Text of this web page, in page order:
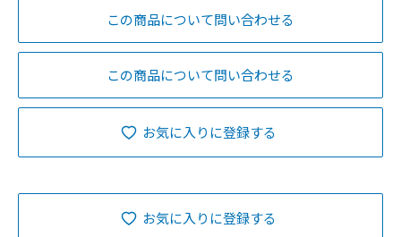
この商品について問い合わせる
この商品について問い合わせる
お気に入りに登録する
お気に入りに登録する